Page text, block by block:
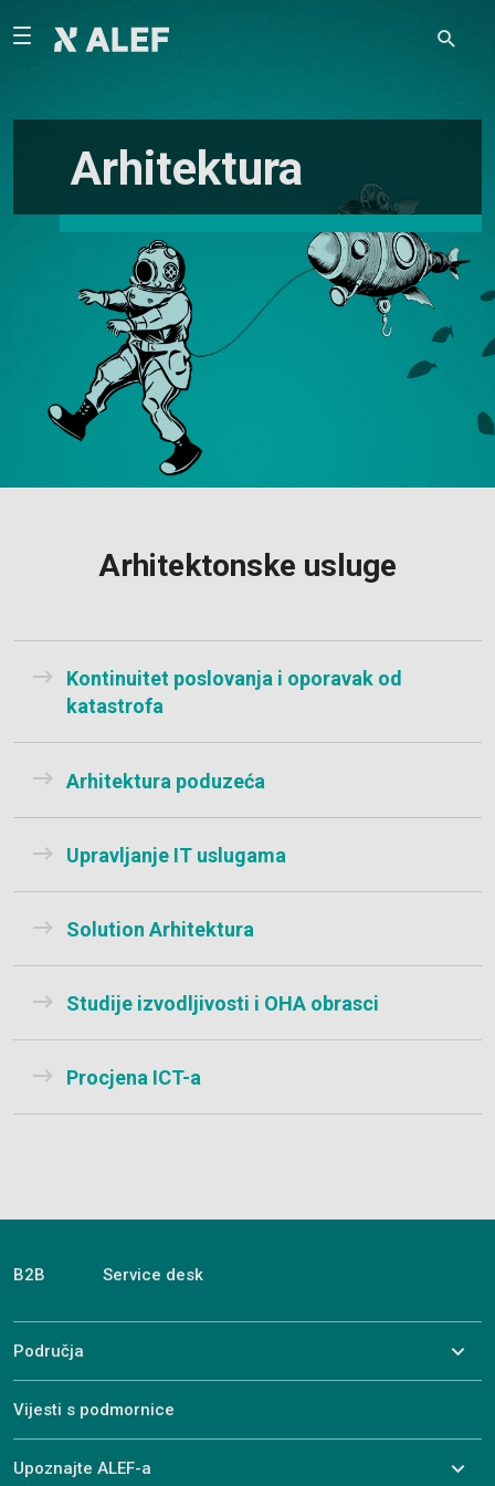
Arhitektura
Arhitektonske usluge
Kontinuitet poslovanja i oporavak od
katastrofa
Arhitektura poduzeća
Upravljanje IT uslugama
Solution Arhitektura
Studije izvodljivosti i OHA obrasci
Procjena ICT-a
B2B Service desk
Područja
Vijesti s podmornice
Upoznajte ALEF-a